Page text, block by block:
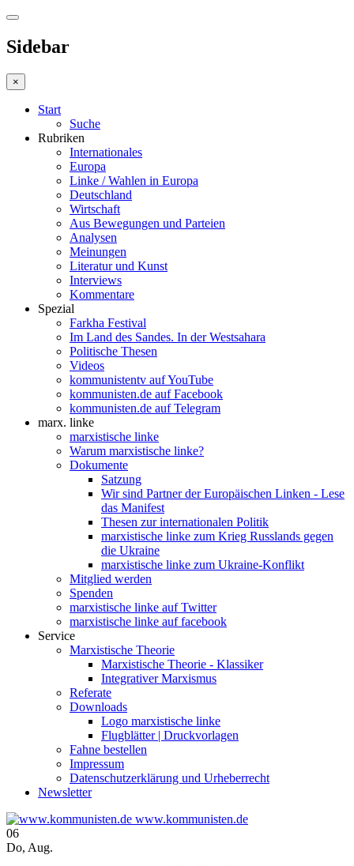
Sidebar
×
Start
Suche
Rubriken
Internationales
Europa
Linke / Wahlen in Europa
Deutschland
Wirtschaft
Aus Bewegungen und Parteien
Analysen
Meinungen
Literatur und Kunst
Interviews
Kommentare
Spezial
Farkha Festival
Im Land des Sandes. In der Westsahara
Politische Thesen
Videos
kommunistentv auf YouTube
kommunisten.de auf Facebook
kommunisten.de auf Telegram
marx. linke
marxistische linke
Warum marxistische linke?
Dokumente
Satzung
Wir sind Partner der Europäischen Linken - Lese
das Manifest
Thesen zur internationalen Politik
marxistische linke zum Krieg Russlands gegen
die Ukraine
marxistische linke zum Ukraine-Konflikt
Mitglied werden
Spenden
marxistische linke auf Twitter
marxistische linke auf facebook
Service
Marxistische Theorie
Marxistische Theorie - Klassiker
Integrativer Marxismus
Referate
Downloads
Logo marxistische linke
Flugblätter | Druckvorlagen
Fahne bestellen
Impressum
Datenschutzerklärung und Urheberrecht
Newsletter
www.kommunisten.de
06
Do, Aug.